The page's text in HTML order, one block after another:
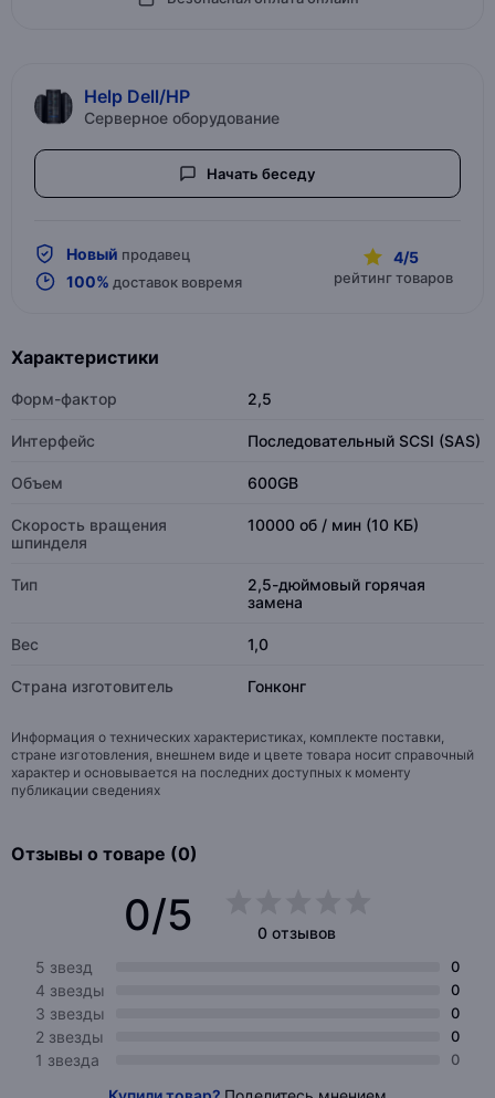
Help Dell/HP
Серверное оборудование
Начать беседу
Новый продавец
100% доставок вовремя
4/5
рейтинг товаров
Характеристики
Форм-фактор 2,5
Интерфейс Последовательный SCSI (SAS)
Объем 600GB
Скорость вращения
шпинделя
10000 об / мин (10 КБ)
Тип
2,5-дюймовый горячая
замена
Вес 1,0
Страна изготовитель Гонконг
Информация о технических характеристиках, комплекте поставки,
стране изготовления, внешнем виде и цвете товара носит справочный
характер и основывается на последних доступных к моменту
публикации сведениях
Отзывы о товаре (0)
0/5
0 отзывов
5 звезд
0
4 звезды 0
3 звезды 0
2 звезды 0
1 звезда 0